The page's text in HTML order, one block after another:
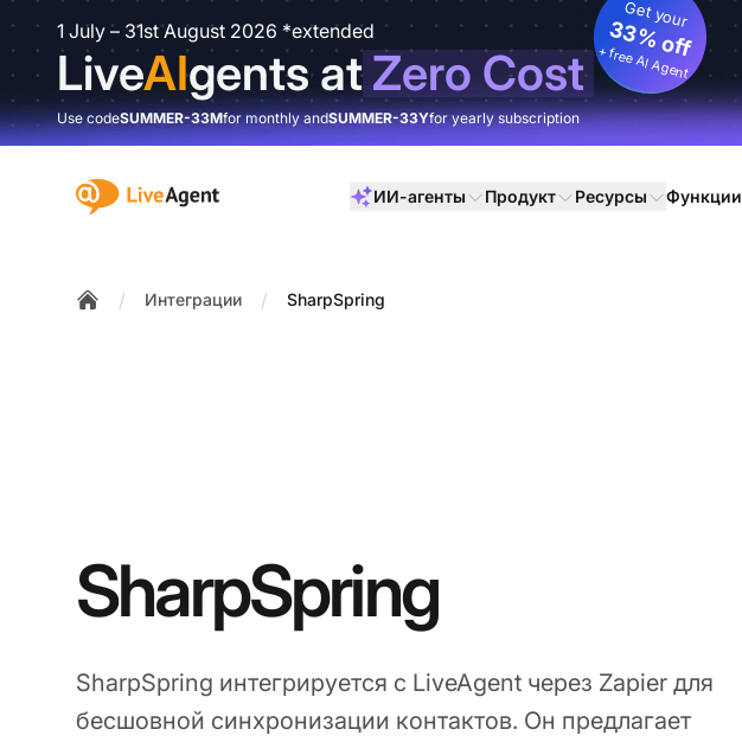
1 July – 31st August 2026 *extended
LiveAIgents atZero Cost
Get your
33% off
+ free AI Agent
Use codeSUMMER-33Mfor monthly andSUMMER-33Yfor yearly subscription
:site.title ИИ-агенты Продукт Ресурсы Функции
/ Интеграции / SharpSpring
SharpSpring
SharpSpring интегрируется с LiveAgent через Zapier для
бесшовной синхронизации контактов. Он предлагает